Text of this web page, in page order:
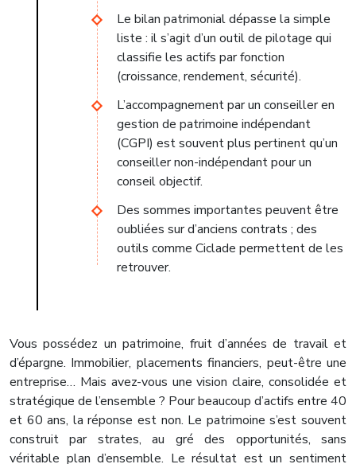
Le bilan patrimonial dépasse la simple
liste : il s’agit d’un outil de pilotage qui
classifie les actifs par fonction
(croissance, rendement, sécurité).
L’accompagnement par un conseiller en
gestion de patrimoine indépendant
(CGPI) est souvent plus pertinent qu’un
conseiller non-indépendant pour un
conseil objectif.
Des sommes importantes peuvent être
oubliées sur d’anciens contrats ; des
outils comme Ciclade permettent de les
retrouver.
Vous possédez un patrimoine, fruit d’années de travail et
d’épargne. Immobilier, placements financiers, peut-être une
entreprise… Mais avez-vous une vision claire, consolidée et
stratégique de l’ensemble ? Pour beaucoup d’actifs entre 40
et 60 ans, la réponse est non. Le patrimoine s’est souvent
construit par strates, au gré des opportunités, sans
véritable plan d’ensemble. Le résultat est un sentiment